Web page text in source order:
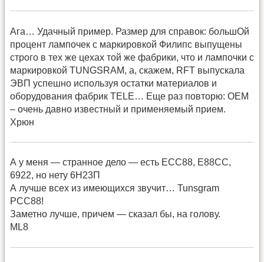
Ага… Удачный пример. Размер для справок: большОй
процент лампочек с маркировкой Филипс выпущены
строго в тех же цехах той же фабрики, что и лампочки с
маркировкой TUNGSRAM, а, скажем, RFT выпускала
ЭВП успешно используя остатки материалов и
оборудования фабрик TELE… Еще раз повторю: ОЕМ
– очень давно известный и применяемый прием.
Хрюн
А у меня — странное дело — есть ECC88, E88CC,
6922, но нету 6Н23П
А лучше всех из имеющихся звучит… Tunsgram
PCC88!
Заметно лучше, причем — сказал бы, на голову.
ML8